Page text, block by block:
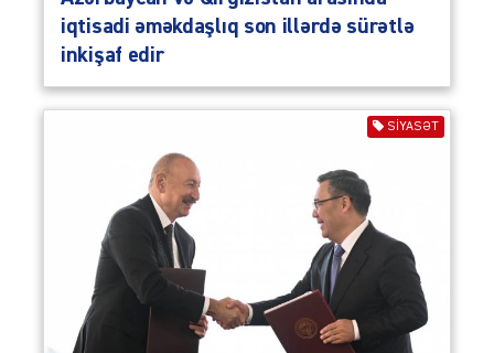
iqtisadi əməkdaşlıq son illərdə sürətlə
inkişaf edir
SIYASƏT